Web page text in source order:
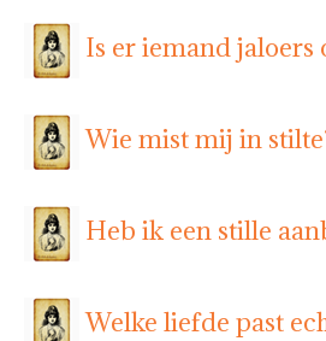
Is er iemand jaloers
Wie mist mij in
Heb ik een stille
Welke liefde past